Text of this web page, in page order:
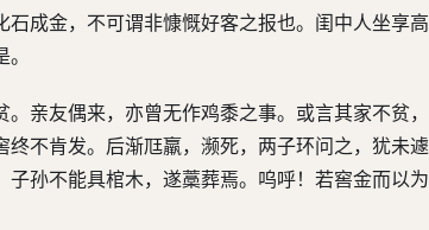
成金，不可谓非慷慨好客之报也。闺中人坐享高
亲友偶来，亦曾无作鸡黍之事。或言其家不贫，
不肯发。后渐尫羸，濒死，两子环问之，犹未遽
孙不能具棺木，遂藁葬焉。呜呼！若窖金而以为